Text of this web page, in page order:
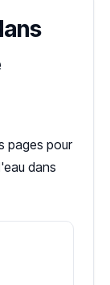
pages pour
dans